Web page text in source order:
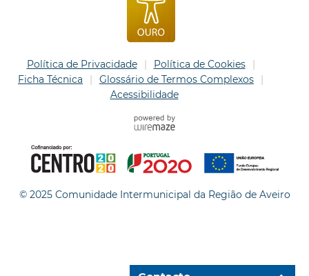
Política de Privacidade
Política de Cookies
Ficha Técnica
Glossário de Termos Complexos
Acessibilidade
© 2025 Comunidade Intermunicipal da Região de Aveiro